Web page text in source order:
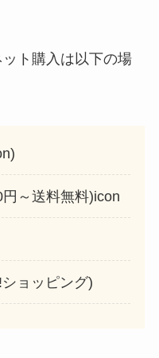
ト購入は以下の場
～送料無料)icon
ョッピング)